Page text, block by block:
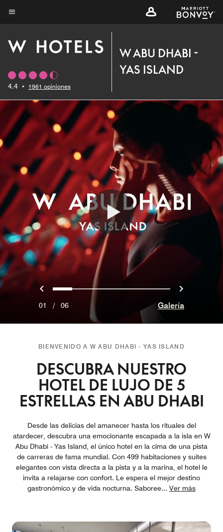
Skip
content
4.4 • 1961 opiniones
W ABU DHABI -
YAS ISLAND
Anterior
0 1 2 3 4 5
01 / 06 Galería
BIENVENIDO A W ABU DHABI - YAS ISLAND
DESCUBRA NUESTRO
HOTEL DE LUJO DE 5
ESTRELLAS EN ABU DHABI
Desde las delicias del amanecer hasta los rituales del
atardecer, descubra una emocionante escapada a la isla en W
Abu Dhabi - Yas Island, el único hotel en la cima de una pista
de carreras de fama mundial. Con 499 habitaciones y suites
elegantes con vista directa a la pista y a la marina, el hotel le
invita a relajarse con confort. Le espera el mejor destino
gastronómico y de vida nocturna. Saboree... Ver más